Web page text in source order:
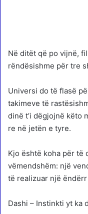
Në ditët që po vijnë,
rëndësishme për tre
Universi do të flasë
takimeve të
dinë t’i dëgjojnë këto
re në jetën e tyre.
Kjo është koha për të
vëmendshëm: një
të realizuar një
Dashi – Instinkti yt ka